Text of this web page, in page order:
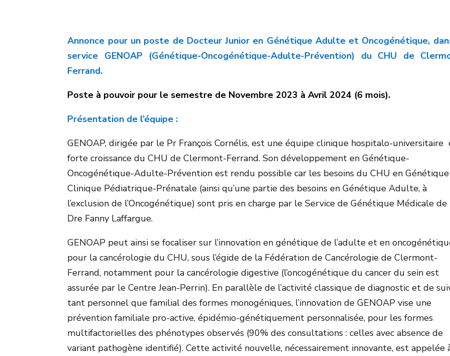
Annonce pour un poste de Docteur Junior en Génétique Adulte et Oncogénétique,
service GENOAP (Génétique-Oncogénétique-Adulte-Prévention) du CHU de
Ferrand.
Poste à pouvoir pour le semestre de Novembre 2023 à Avril 2024 (6 mois).
Présentation de l’équipe :
GENOAP, dirigée par le Pr François Cornélis, est une équipe clinique hospitalo-universitaire
forte croissance du CHU de Clermont-Ferrand. Son développement en Génétique-
Oncogénétique-Adulte-Prévention est rendu possible car les besoins du CHU en Génétique
Clinique Pédiatrique-Prénatale (ainsi qu’une partie des besoins en Génétique Adulte, à
l’exclusion de l’Oncogénétique) sont pris en charge par le Service de Génétique Médicale de
Dre Fanny Laffargue.
GENOAP peut ainsi se focaliser sur l’innovation en génétique de l’adulte et en
pour la cancérologie du CHU, sous l’égide de la Fédération de Cancérologie de Clermont-
Ferrand, notamment pour la cancérologie digestive (l’oncogénétique du cancer du sein est
assurée par le Centre Jean-Perrin). En parallèle de l’activité classique de diagnostic et de
tant personnel que familial des formes monogéniques, l’innovation de GENOAP vise une
prévention familiale pro-active, épidémio-génétiquement personnalisée, pour les formes
multifactorielles des phénotypes observés (90% des consultations : celles avec absence de
variant pathogène identifié). Cette activité nouvelle, nécessairement innovante, est appelée